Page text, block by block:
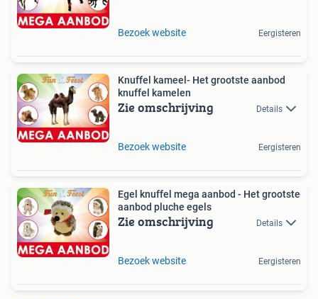
Bezoek website Eergisteren
Knuffel kameel- Het grootste aanbod
knuffel kamelen
Zie omschrijving Details
Bezoek website Eergisteren
Egel knuffel mega aanbod - Het grootste
aanbod pluche egels
Zie omschrijving Details
Bezoek website Eergisteren